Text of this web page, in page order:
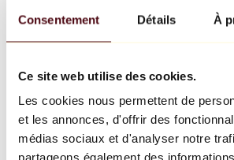
Consentement Détails À
Ce site web utilise des cookies.
Les cookies nous permettent de
et les annonces, d'offrir des
médias sociaux et d'analyser notre
partageons également des
Richard Orlinski
Keith Haring
Jeff Koons
Jean-Michel Basquiat
Tous les designers
Œuvre de la semaine